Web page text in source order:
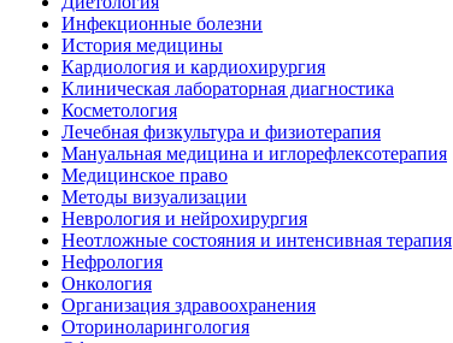
Инфекционные болезни
История медицины
Кардиология и кардиохирургия
Клиническая лабораторная диагностика
Косметология
Лечебная физкультура и физиотерапия
Мануальная медицина и иглорефлексотерапия
Медицинское право
Методы визуализации
Неврология и нейрохирургия
Неотложные состояния и интенсивная терапия
Нефрология
Онкология
Организация здравоохранения
Оториноларингология